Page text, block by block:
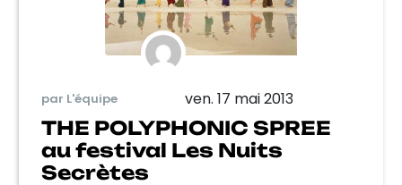
par L'équipe ven. 17 mai 2013
THE POLYPHONIC SPREE
au festival Les Nuits
Secrètes